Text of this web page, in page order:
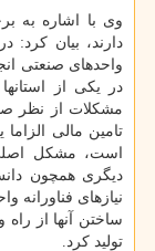
وی با اشاره به
دارند، بیان
واحدهای صنعتی
در یكی از استان‎ها انجام شد، تامین مالی و
تامین مالی
است، مشكل
دیگری همچون
ساختن آنها از راه
تولید كرد.